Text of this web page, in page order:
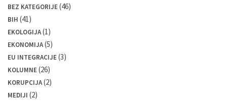
BEZ KATEGORIJE(46)
BIH (41)
EKOLOGIJA(1)
EKONOMIJA(5)
EU INTEGRACIJE(3)
KOLUMNE(26)
KORUPCIJA(2)
MEDIJI (2)